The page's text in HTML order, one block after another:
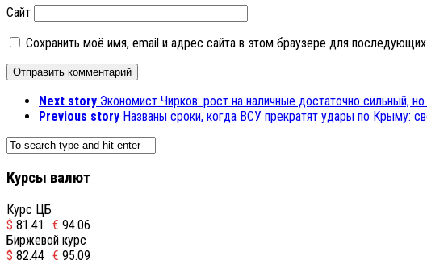
Сайт
Сохранить моё имя, email и адрес сайта в этом браузере для
Next story Экономист Чирков: рост на наличные достаточно сильный,
Previous story Названы сроки, когда ВСУ прекратят удары по Крыму:
Курсы валют
Курс ЦБ
$ 81.41 € 94.06
Биржевой курс
$ 82.44 € 95.09